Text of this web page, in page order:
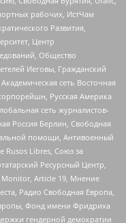
рабочих, ИстЧам
Развития,
Центр
Общество
Иеговы, Гражданский
сеть Восточная
Русская Америка
сеть журналистов-
Россия Берлин, Свободная
помощи, Антивоенный
Rusos Libres, Союз за
Ресурсный Центр,
Monitor, Article 19, Мнение
Радио Свободная Европа,
Фонд имени Фридриха
гендерной демократии